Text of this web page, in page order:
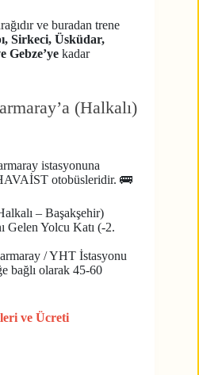
ve buradan trene
Sirkeci, Üsküdar,
Gebze’ye kadar
(Halkalı)
istasyonuna
otobüsleridir. 🚌
– Başakşehir)
Gelen Yolcu Katı (-2.
/ YHT İstasyonu
bağlı olarak 45-60
ve Ücreti